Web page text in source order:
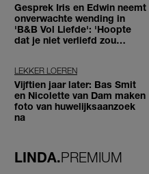
Gesprek Iris en Edwin neemt
onverwachte wending in
'B&B Vol Liefde': 'Hoopte
dat je niet verliefd zou
LEKKER LOEREN
Vijftien jaar later: Bas Smit
en Nicolette van Dam maken
foto van huwelijksaanzoek
na
LINDA.PREMIUM